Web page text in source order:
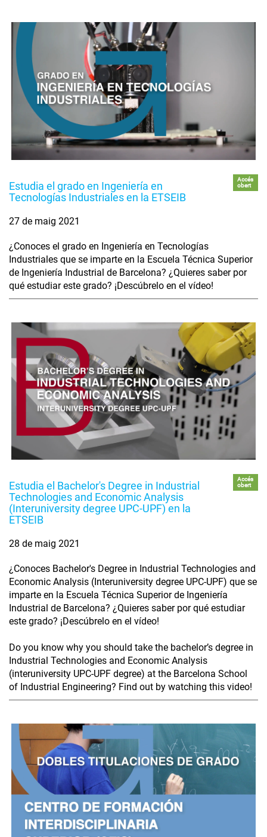
Estudia el grado en Ingeniería en
Tecnologías Industriales en la ETSEIB
Accés
obert
27 de maig 2021
¿Conoces el grado en Ingeniería en Tecnologías
Industriales que se imparte en la Escuela Técnica Superior
de Ingeniería Industrial de Barcelona? ¿Quieres saber por
qué estudiar este grado? ¡Descúbrelo en el vídeo!
Estudia el Bachelor's Degree in Industrial
Technologies and Economic Analysis
(Interuniversity degree UPC-UPF) en la
ETSEIB
Accés
obert
28 de maig 2021
¿Conoces Bachelor's Degree in Industrial Technologies and
Economic Analysis (Interuniversity degree UPC-UPF) que se
imparte en la Escuela Técnica Superior de Ingeniería
Industrial de Barcelona? ¿Quieres saber por qué estudiar
este grado? ¡Descúbrelo en el vídeo!
Do you know why you should take the bachelor’s degree in
Industrial Technologies and Economic Analysis
(interuniversity UPC-UPF degree) at the Barcelona School
of Industrial Engineering? Find out by watching this video!